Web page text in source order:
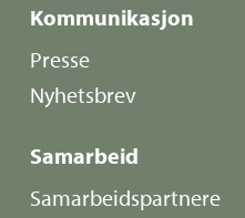
Kommunikasjon
Presse
Nyhetsbrev
Samarbeid
Samarbeidspartnere